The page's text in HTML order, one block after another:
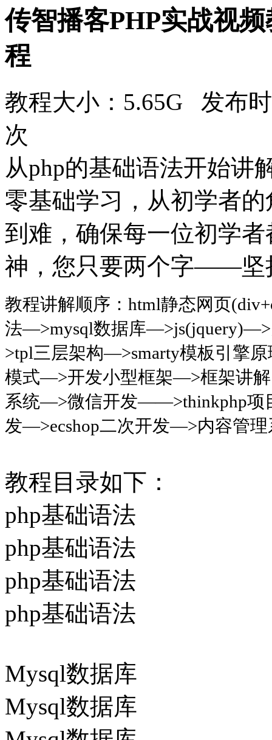
传智播客PHP实战视
程
教程大小：5.65G 发布
次
从php的基础语法开始讲
零基础学习，从初学者
到难，确保每一位初学
神，您只要两个字——坚
教程讲解顺序：html静态网页
法—>mysql数据库
>tpl三层架构—>smarty模板引擎
模式—>开发小型框架—>框架讲解
系统—>微信开发——>thinkphp项
发—>ecshop二次开发—>内容管
教程目录如下：
php基础语法
php基础语法
php基础语法
php基础语法
Mysql数据库
Mysql数据库